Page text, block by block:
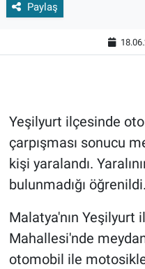
Paylaş
Yeşilyurt ilçesinde
çarpışması sonucu
kişi yaralandı.
bulunmadığı öğrenildi.
Malatya'nın Yeşilyurt
Mahallesi'nde
otomobil ile